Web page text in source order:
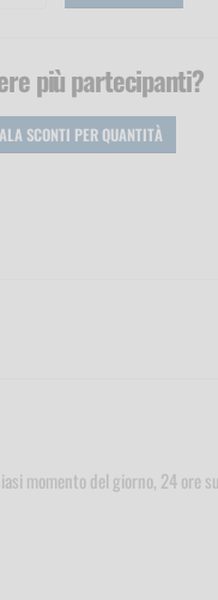
più partecipanti?
SCONTI PER QUANTITÀ
momento del giorno, 24 ore